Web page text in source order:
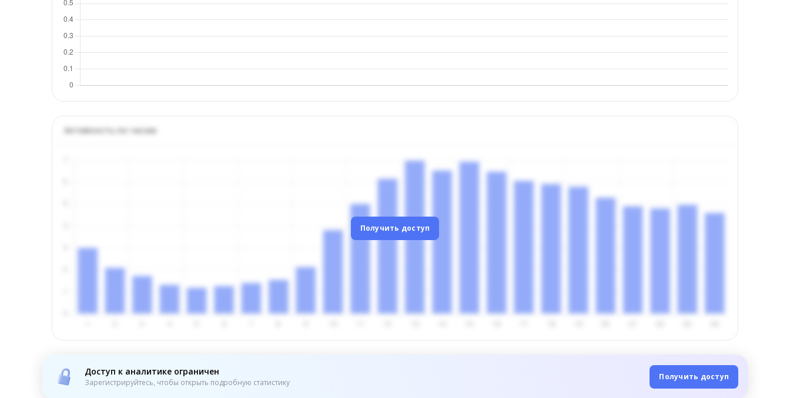
Активность по часам
Получить доступ
Доступ к аналитике ограничен
Зарегистрируйтесь, чтобы открыть подробную статистику
Получить доступ